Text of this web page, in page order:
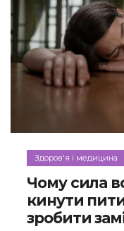
Здоров'я і медицина
Чому сила
кинути
зробити